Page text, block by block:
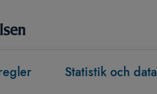
Statistik och data